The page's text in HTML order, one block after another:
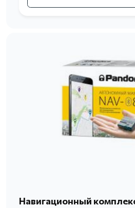
Навигационный